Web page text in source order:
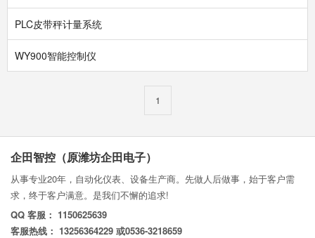
PLC皮带秤计量系统
WY900智能控制仪
1
企田智控（原潍坊企田电子）
从事专业20年，自动化仪表、设备生产商。先做人后做事，始于客户需
求，终于客户满意。是我们不懈的追求!
QQ 客服： 1150625639
客服热线： 13256364229 或0536-3218659